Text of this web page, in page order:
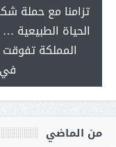
تزامنا مع حملة
الحياة الطبيعية
المملكة
من الماضي